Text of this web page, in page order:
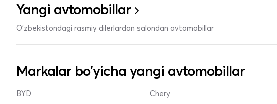
Yangi avtomobillar
O'zbekistondagi rasmiy dilerlardan salondan avtomobillar
Markalar bo'yicha yangi avtomobillar
BYD Chery